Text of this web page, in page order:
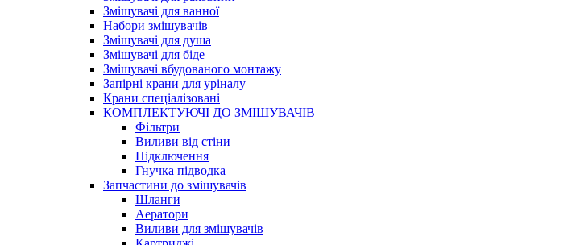
Змішувачі для ванної
Набори змішувачів
Змішувачі для душа
Змішувачі для біде
Змішувачі вбудованого монтажу
Запірні крани для уріналу
Крани спеціалізовані
КОМПЛЕКТУЮЧІ ДО ЗМІШУВАЧІВ
Фільтри
Виливи від стіни
Підключення
Гнучка підводка
Запчастини до змішувачів
Шланги
Аератори
Виливи для змішувачів